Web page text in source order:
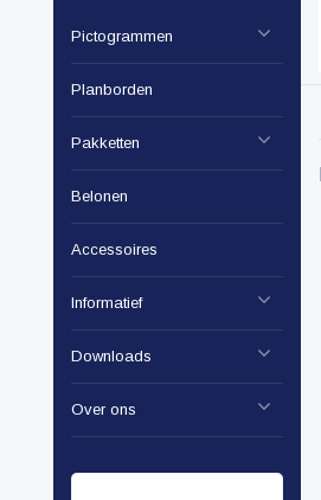
Pictogrammen
Planborden
Pakketten
Belonen
Accessoires
Informatief
Downloads
Over ons